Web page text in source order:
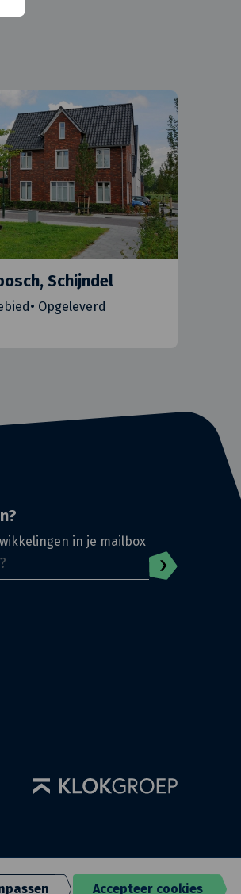
Schijndel
• Opgeleverd
in je mailbox
Accepteer cookies